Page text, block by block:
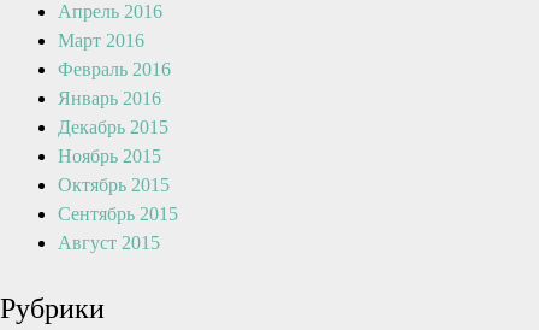
Апрель 2016
Март 2016
Февраль 2016
Январь 2016
Декабрь 2015
Ноябрь 2015
Октябрь 2015
Сентябрь 2015
Август 2015
Рубрики